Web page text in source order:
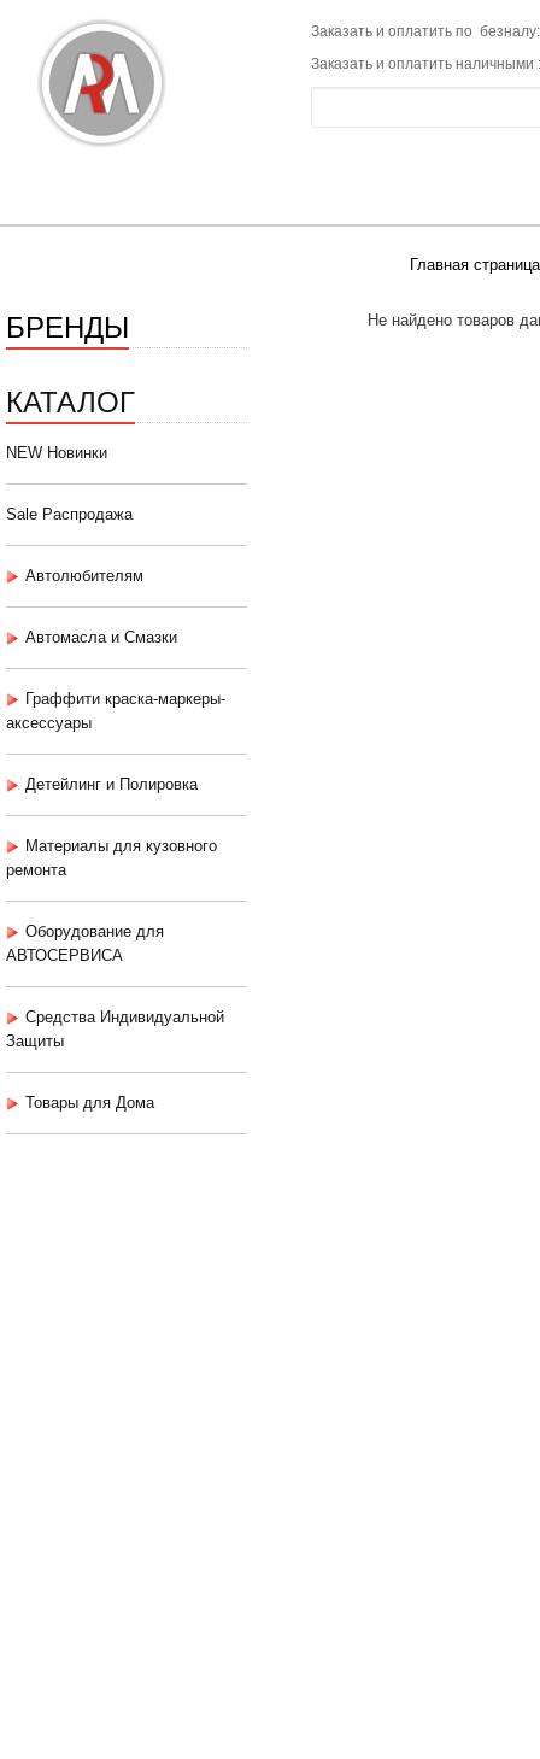
Заказать и оплатить по
Заказать и оплатить наличными
Главная страница
БРЕНДЫ
КАТАЛОГ
NEW Новинки
Sale Распродажа
Автолюбителям
Автомасла и Смазки
Граффити краска-маркеры-
аксессуары
Детейлинг и Полировка
Материалы для кузовного
ремонта
Оборудование для
АВТОСЕРВИСА
Средства Индивидуальной
Защиты
Товары для Дома
Не найдено товаров